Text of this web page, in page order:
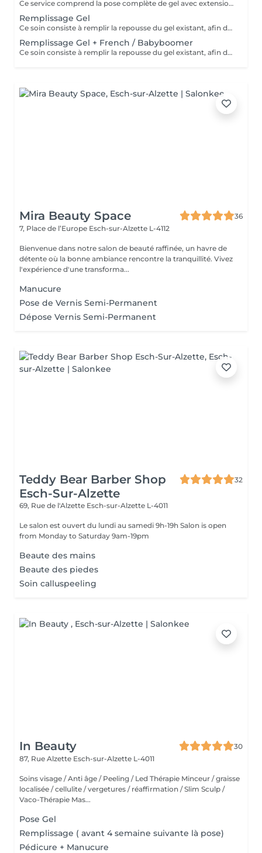
Ce service comprend la pose complète de gel avec extension sur l'ongle naturel, pour un résultat élégant et soigné. Le soin inclut également: - Travail des cuticules pour une finition nette, - Modelage et mise en forme de l'ongle, - Hydratation et légère exfoliation des mains pour une peau douce et nourrie. Idéal pour celles qui souhaitent des ongles impeccables, résistants et brillants pendant plusieurs semaines.
Remplissage Gel
Ce soin consiste à remplir la repousse du gel existant, afin de raviver la forme et la brillance de votre pose initiale. Le soin comprend: - Travail des cuticules pour une finition propre et soignée, - Régularisation et remodelage de l'ongle, - Application du gel et finition couleur au choix, - Hydratation et légére exfoliation des mains pour une touche de douceur. Idéal pour entretenir vos ongles en gel toutes les 3 à 4 semaines et conserver un aspect impeccable. Au-delà de 4 semaines, la prestation sera considérée comme une pose complète.
Remplissage Gel + French / Babyboomer
Ce soin consiste à remplir la repousse du gel existant, afin de raviver la forme et la brillance de votre pose initiale. Le soin comprend: - Travail des cuticules pour une finition propre et soignée, - Régularisation et remodelage de l'ongle, - Application du gel et finition french ou babyboomer au choix, - Hydratation et légére exfoliation des mains pour une touche de douceur. Idéal pour entretenir vos ongles en gel toutes les 3 à 4 semaines et conserver un aspect impeccable. Au-delà de 4 semaines, la prestation sera considérée comme une pose complète.
Mira Beauty Space
36
7, Place de l’Europe Esch-sur-Alzette L-4112
Bienvenue dans notre salon de beauté raffinée, un havre de
détente où la bonne ambiance rencontre la tranquillité. Vivez
l'expérience d'une transforma...
Manucure
Pose de Vernis Semi-Permanent
Dépose Vernis Semi-Permanent
Teddy Bear Barber Shop
Esch-Sur-Alzette
32
69, Rue de l'Alzette Esch-sur-Alzette L-4011
Le salon est ouvert du lundi au samedi 9h-19h Salon is open
from Monday to Saturday 9am-19pm
Beaute des mains
Beaute des piedes
Soin calluspeeling
In Beauty
30
87, Rue Alzette Esch-sur-Alzette L-4011
Soins visage / Anti âge / Peeling / Led Thérapie Minceur / graisse
localisée / cellulite / vergetures / réaffirmation / Slim Sculp /
Vaco-Thérapie Mas...
Pose Gel
Remplissage ( avant 4 semaine suivante là pose)
Pédicure + Manucure